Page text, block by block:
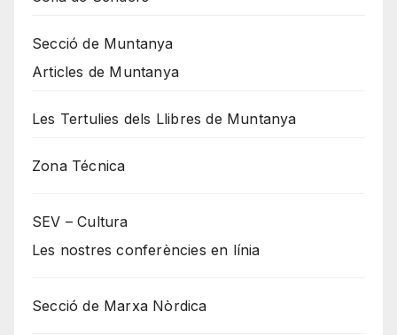
Secció de Muntanya
Articles de Muntanya
Les Tertulies dels Llibres de Muntanya
Zona Técnica
SEV – Cultura
Les nostres conferències en línia
Secció de Marxa Nòrdica